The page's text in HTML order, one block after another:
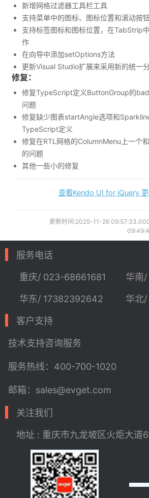
新增网格过滤器工具栏工具
支持菜单中的图标、图标位置和滚动按
支持标签图标和图标位置，在TabStrip
作
在向导中添加setOptions方法
更新Visual Studio扩展来采用新的统一
修复：
修复TypeScript定义ButtonGroup的
问题
修复缺少图表startAngle选项和
TypeScript定义
修复在RTL网格的ColumnMenu上一个
的问题
其他一些小的修复
查看Kendo UI for jQuery 更
更新时间:2025-11-26
服务电话
重庆/ 023-68661681
华东/ 17382392642
华南
华北
客户支持
技术支持咨询服务
服务热线：400-700-1020
邮箱：sales@evget.com
关注我们
地址 : 重庆市九龙坡区火炬大道